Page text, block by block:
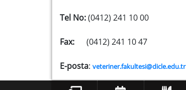
Tel No:(0412) 241 10 00
Fax: (0412) 241 10 47
E-posta: veteriner.fakultesi@dicle.edu.tr